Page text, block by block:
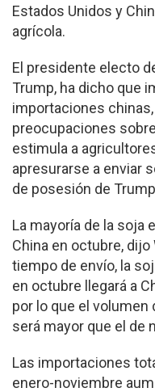
Estados Unidos y
agrícola.
El presidente electo
Trump, ha dicho que
importaciones
preocupaciones
estimula a
apresurarse a enviar
de posesión de
La mayoría de la soja
China en octubre, dijo
tiempo de envío, la
en octubre llegará a
por lo que el
será mayor que el de
Las importaciones
enero-noviembre